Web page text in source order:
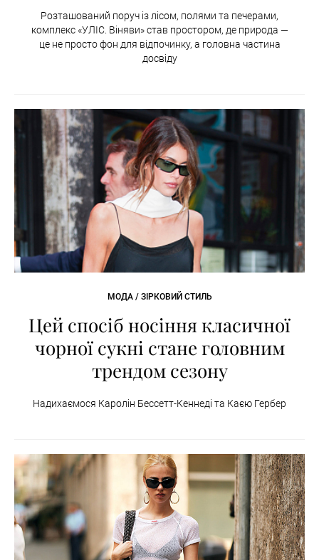
Розташований поруч із лісом, полями та печерами,
комплекс «УЛІС. Віняви» став простором, де природа —
це не просто фон для відпочинку, а головна частина
досвіду
МОДА / ЗІРКОВИЙ СТИЛЬ
Цей спосіб носіння класичної
чорної сукні стане головним
трендом сезону
Надихаємося Каролін Бессетт-Кеннеді та Каєю Гербер